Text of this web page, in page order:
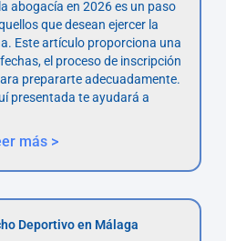
abogacía en 2026 es un paso
que desean ejercer la
Este artículo proporciona una
el proceso de inscripción
prepararte adecuadamente.
presentada te ayudará a
más >
Deportivo en Málaga